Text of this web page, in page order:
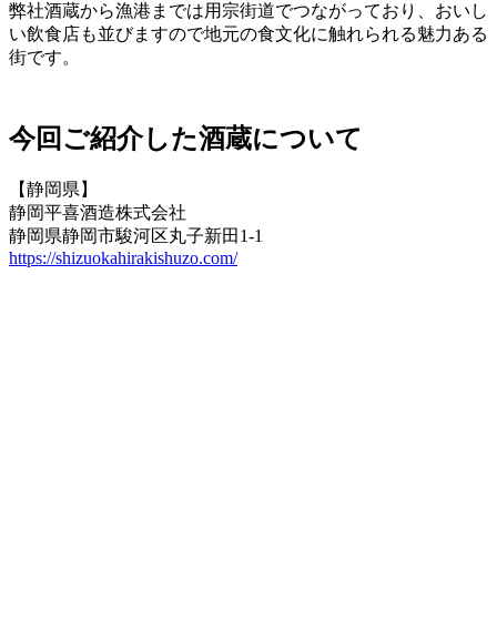
弊社酒蔵から漁港までは用宗街道でつながっており、おいし
い飲食店も並びますので地元の食文化に触れられる魅力ある
街です。
今回ご紹介した酒蔵について
【静岡県】
静岡平喜酒造株式会社
静岡県静岡市駿河区丸子新田1-1
https://shizuokahirakishuzo.com/